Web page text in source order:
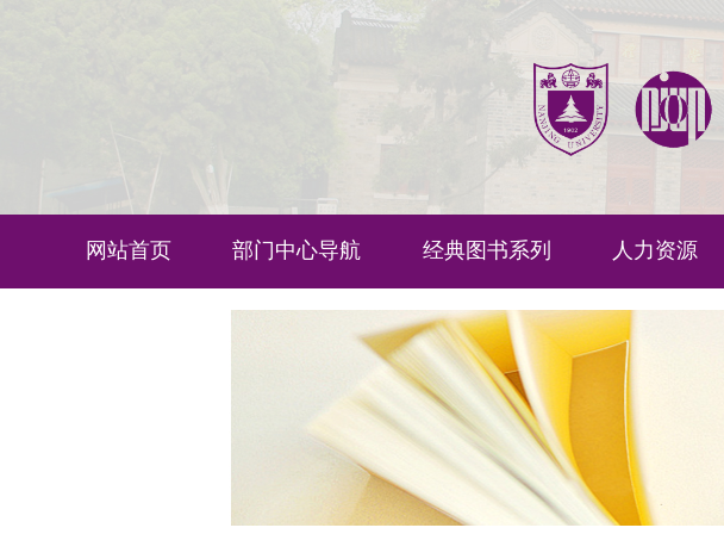
网站首页 部门中心导航 经典图书系列 人力资源